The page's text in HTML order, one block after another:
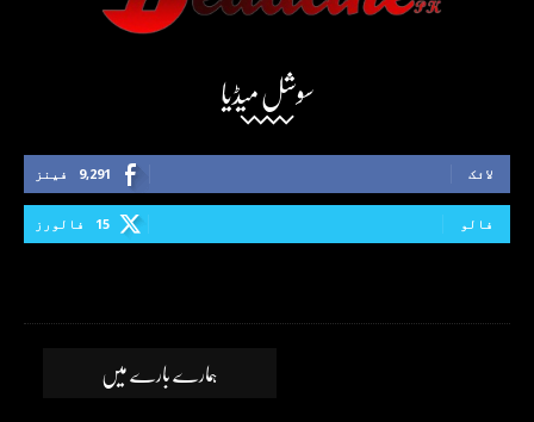
سوشل میڈیا
9,291 فینز لائک
15 فالورز فالو
ہمارے بارے میں